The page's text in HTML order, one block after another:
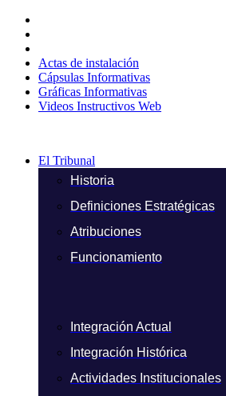
contenido
Actas de instalación
Cápsulas Informativas
Gráficas Informativas
Videos Instructivos Web
El Tribunal
Historia
Definiciones Estratégicas
Atribuciones
Funcionamiento
Integración Actual
Integración Histórica
Actividades Institucionales